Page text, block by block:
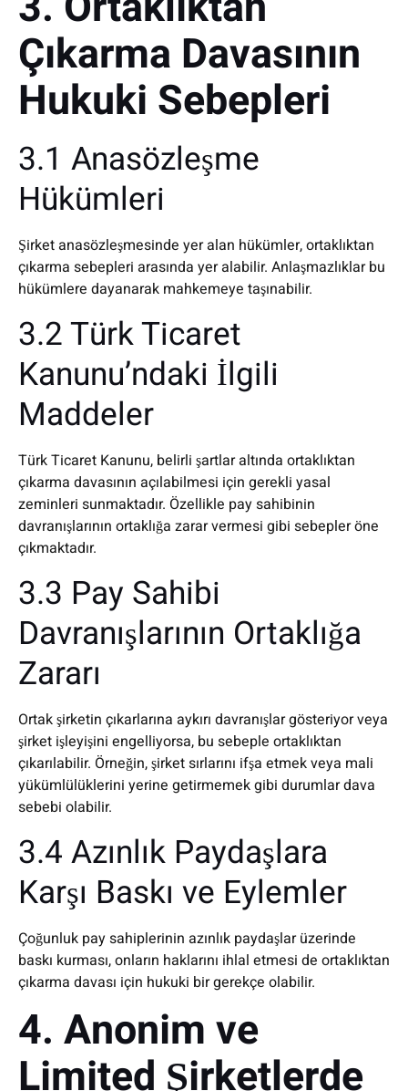
Çıkarma Davasının
Hukuki Sebepleri
3.1 Anasözleşme
Hükümleri
Şirket anasözleşmesinde yer alan hükümler, ortaklıktan
çıkarma sebepleri arasında yer alabilir. Anlaşmazlıklar bu
hükümlere dayanarak mahkemeye taşınabilir.
3.2 Türk Ticaret
Kanunu’ndaki İlgili
Maddeler
Türk Ticaret Kanunu, belirli şartlar altında ortaklıktan
çıkarma davasının açılabilmesi için gerekli yasal
zeminleri sunmaktadır. Özellikle pay sahibinin
davranışlarının ortaklığa zarar vermesi gibi sebepler öne
çıkmaktadır.
3.3 Pay Sahibi
Davranışlarının Ortaklığa
Zararı
Ortak şirketin çıkarlarına aykırı davranışlar gösteriyor veya
şirket işleyişini engelliyorsa, bu sebeple ortaklıktan
çıkarılabilir. Örneğin, şirket sırlarını ifşa etmek veya mali
yükümlülüklerini yerine getirmemek gibi durumlar dava
sebebi olabilir.
3.4 Azınlık Paydaşlara
Karşı Baskı ve Eylemler
Çoğunluk pay sahiplerinin azınlık paydaşlar üzerinde
baskı kurması, onların haklarını ihlal etmesi de ortaklıktan
çıkarma davası için hukuki bir gerekçe olabilir.
4. Anonim ve
Limited Şirketlerde